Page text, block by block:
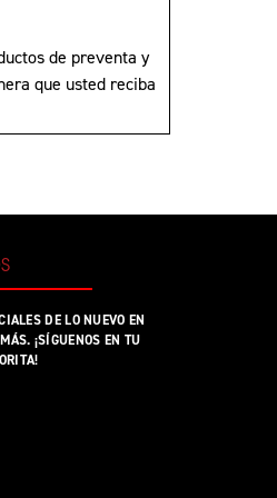
de preventa y
que usted reciba
DE LO NUEVO EN
¡SÍGUENOS EN TU